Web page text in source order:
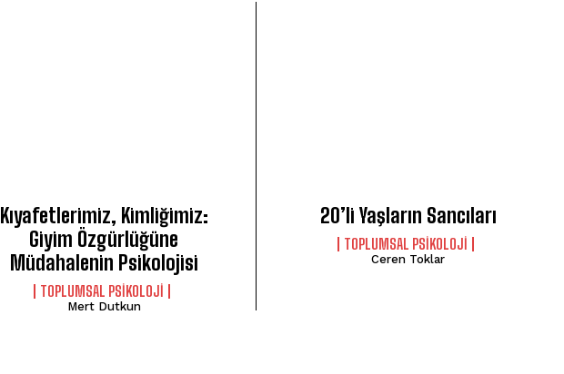
Kıyafetlerimiz, Kimliğimiz:
Giyim Özgürlüğüne
Müdahalenin Psikolojisi
TOPLUMSAL PSIKOLOJI
Mert Dutkun
20’li Yaşların Sancıları
TOPLUMSAL PSIKOLOJI
Ceren Toklar